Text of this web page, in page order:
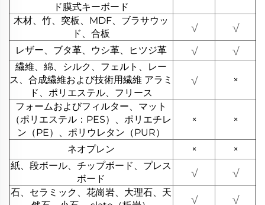
ド膜式キーボード
木材、竹、突板、MDF、ブラサウッ
ド、合板
√ √
レザー、ブタ革、ウシ革、ヒツジ革 √
√
繊維、綿、シルク、フェルト、レー
ス、合成繊維および技術用繊維 アラミ
ド、ポリエステル、フリース
√ ×
フォームおよびフィルター、マット
（ポリエステル：PES）、ポリエチレ
ン（PE）、ポリウレタン（PUR）
× ×
ネオプレン ×
×
紙、段ボール、チップボード、プレス
ボード
√
√
石、セラミック、花崗岩、大理石、天
√ √